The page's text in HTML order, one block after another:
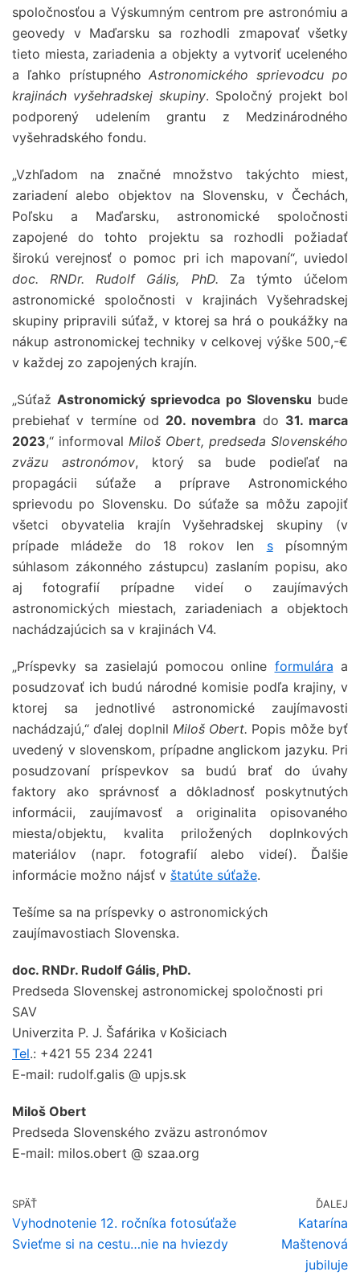
spoločnosťou a Výskumným centrom pre astronómiu a
geovedy v Maďarsku sa rozhodli zmapovať všetky
tieto miesta, zariadenia a objekty a vytvoriť uceleného
a ľahko prístupnéhoAstronomického sprievodcu po
krajinách vyšehradskej skupiny. Spoločný projekt bol
podporený udelením grantu z Medzinárodného
vyšehradského fondu.
„Vzhľadom na značné množstvo takýchto miest,
zariadení alebo objektov na Slovensku, v Čechách,
Poľsku a Maďarsku, astronomické spoločnosti
zapojené do tohto projektu sa rozhodli požiadať
širokú verejnosť o pomoc pri ich mapovaní“, uviedol
doc. RNDr. Rudolf Gális, PhD. Za týmto účelom
astronomické spoločnosti v krajinách Vyšehradskej
skupiny pripravili súťaž, v ktorej sa hrá o poukážky na
nákup astronomickej techniky v celkovej výške 500,-€
v každej zo zapojených krajín.
„Súťaž Astronomický sprievodca po Slovensku bude
prebiehať v termíne od 20. novembra do 31. marca
2023,“ informoval Miloš Obert, predseda Slovenského
zväzu astronómov, ktorý sa bude podieľať na
propagácii súťaže a príprave Astronomického
sprievodu po Slovensku. Do súťaže sa môžu zapojiť
všetci obyvatelia krajín Vyšehradskej skupiny (v
prípade mládeže do 18 rokov len spísomným
súhlasom zákonného zástupcu) zaslaním popisu, ako
aj fotografií prípadne videí o zaujímavých
astronomických miestach, zariadeniach a objektoch
nachádzajúcich sa v krajinách V4.
„Príspevky sa zasielajú pomocou online formulára a
posudzovať ich budú národné komisie podľa krajiny, v
ktorej sa jednotlivé astronomické zaujímavosti
nachádzajú,“ ďalej doplnil Miloš Obert. Popis môže byť
uvedený v slovenskom, prípadne anglickom jazyku. Pri
posudzovaní príspevkov sa budú brať do úvahy
faktory ako správnosť a dôkladnosť poskytnutých
informácii, zaujímavosť a originalita opisovaného
miesta/objektu, kvalita priložených doplnkových
materiálov (napr. fotografií alebo videí). Ďalšie
informácie možno nájsť v štatúte súťaže.
Tešíme sa na príspevky o astronomických
zaujímavostiach Slovenska.
doc. RNDr. Rudolf Gális, PhD.
Predseda Slovenskej astronomickej spoločnosti pri
SAV
Univerzita P. J. Šafárika v Košiciach
Tel.: +421 55 234 2241
E-mail: rudolf.galis @ upjs.sk
Miloš Obert
Predseda Slovenského zväzu astronómov
E-mail: milos.obert @ szaa.org
SPÄŤ
Vyhodnotenie 12. ročníka fotosúťaže
Svieťme si na cestu…nie na hviezdy
ĎALEJ
Katarína
Maštenová
jubiluje